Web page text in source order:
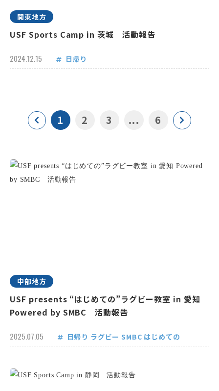
関東地方
USF Sports Camp in 茨城 活動報告
2024.12.15 日帰り
1 2 3 ... 6
中部地方
USF presents “はじめての”ラグビー教室 in 愛知
Powered by SMBC 活動報告
2025.07.05 日帰り ラグビー SMBC はじめての